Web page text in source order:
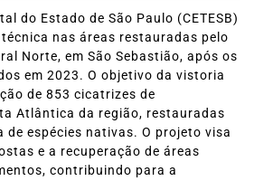
do Estado de São Paulo (CETESB)
nas áreas restauradas pelo
Norte, em São Sebastião, após os
em 2023. O objetivo da vistoria
de 853 cicatrizes de
Atlântica da região, restauradas
de espécies nativas. O projeto visa
e a recuperação de áreas
contribuindo para a